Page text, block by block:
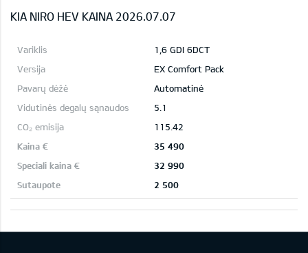
KIA NIRO HEV KAINA 2026.07.07
1,6 GDI 6DCT
EX Comfort Pack
Automatinė
5.1
115.42
35 490
32 990
2 500